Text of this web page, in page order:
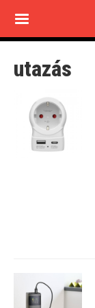
main
utazás